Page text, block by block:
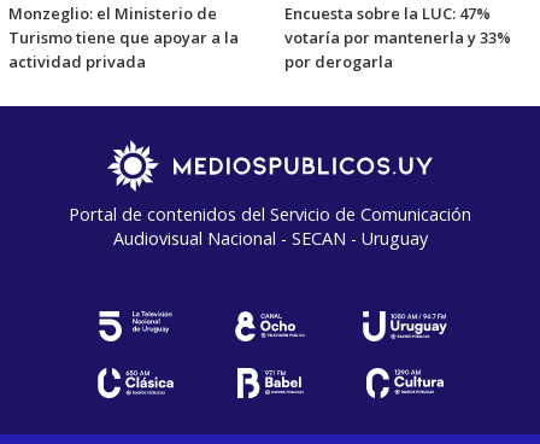
Monzeglio: el Ministerio de
Turismo tiene que apoyar a la
actividad privada
Encuesta sobre la LUC: 47%
votaría por mantenerla y 33%
por derogarla
Portal de contenidos del Servicio de Comunicación
Audiovisual Nacional - SECAN - Uruguay